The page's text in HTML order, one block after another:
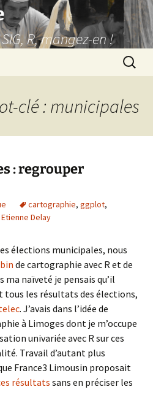
R, mangez-en !
clé : municipales
: regrouper
cartographie, ggplot,
Etienne Delay
élections municipales, nous
de cartographie avec R et de
naïveté je pensais qu’il
les résultats des élections,
. J’avais dans l’idée de
à Limoges dont je m’occupe
univariée avec R sur ces
Travail d’autant plus
France3 Limousin proposait
résultatssans en préciser les